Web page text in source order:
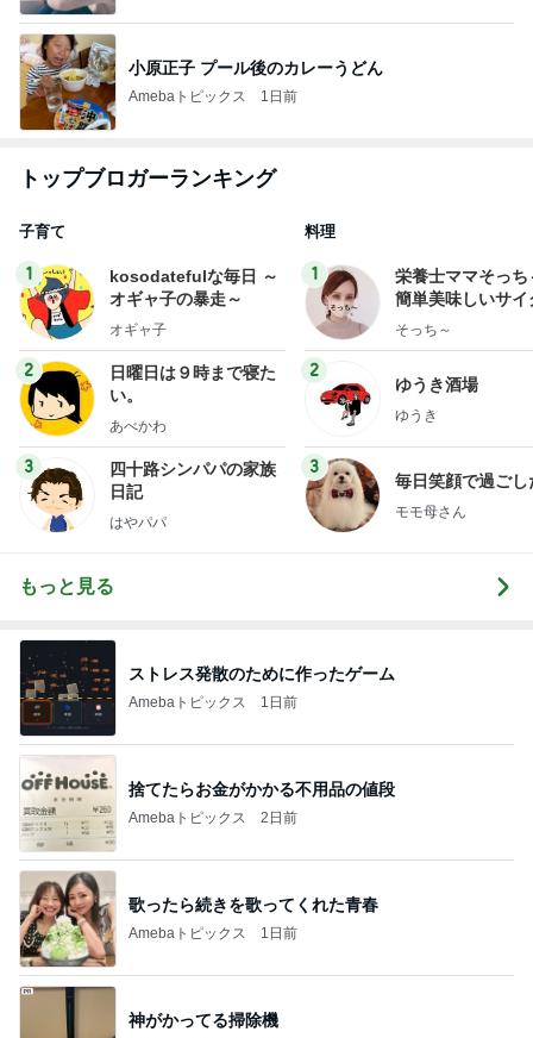
小原正子 プール後のカレーうどん
Amebaトピックス 1日前
トップブロガーランキング
子育て
1
kosodatefulな毎日 ～
オギャ子の暴走～
オギャ子
2
日曜日は９時まで寝た
い。
あべかわ
3
四十路シンパパの家族
日記
はやパパ
料理
1
栄養士ママそっち
簡単美味しいサイ
献立
そっち～
2
ゆうき酒場
ゆうき
3
毎日笑顔で過ごし
モモ母さん
もっと見る
ストレス発散のために作ったゲーム
Amebaトピックス 1日前
捨てたらお金がかかる不用品の値段
Amebaトピックス 2日前
歌ったら続きを歌ってくれた青春
Amebaトピックス 1日前
神がかってる掃除機